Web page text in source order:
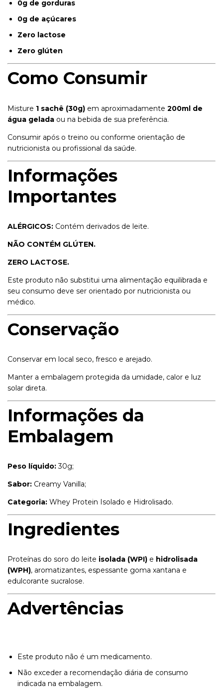
0g de gorduras
0g de açúcares
Zero lactose
Zero glúten
Como Consumir
Misture 1 sachê (30g) em aproximadamente 200ml de
água gelada ou na bebida de sua preferência.
Consumir após o treino ou conforme orientação de
nutricionista ou profissional da saúde.
Informações
Importantes
ALÉRGICOS: Contém derivados de leite.
NÃO CONTÉM GLÚTEN.
ZERO LACTOSE.
Este produto não substitui uma alimentação equilibrada e
seu consumo deve ser orientado por nutricionista ou
médico.
Conservação
Conservar em local seco, fresco e arejado.
Manter a embalagem protegida da umidade, calor e luz
solar direta.
Informações da
Embalagem
Peso líquido:30g;
Sabor: Creamy Vanilla;
Categoria: Whey Protein Isolado e Hidrolisado.
Ingredientes
Proteínas do soro do leite isolada (WPI) e hidrolisada
(WPH), aromatizantes, espessante goma xantana e
edulcorante sucralose.
Advertências
Este produto não é um medicamento.
Não exceder a recomendação diária de consumo
indicada na embalagem.